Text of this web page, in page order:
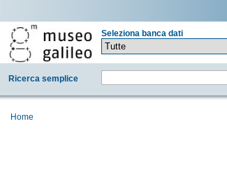
Seleziona banca dati
Ricerca semplice
Home